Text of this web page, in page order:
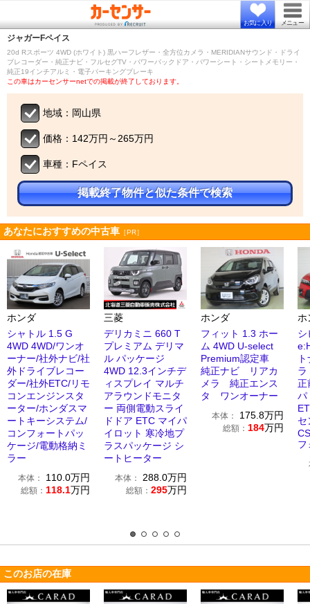
お気に入り メニュー
ジャガーFペイス
20d Rスポーツ 4WD (ホワイト) 黒ハーフレザー・全方位カメラ・MERIDIANサウンド・ドライ
ブレコーダー・純正ナビ・フルセグTV・パワーバックドア・パワーシート・シートメモリー・
純正19インチアルミ・電子パーキングブレーキ
この車はカーセンサーnetでの掲載が終了しております。
地域：岡山県
価格：142万円～265万円
車種：Fペイス
掲載終了物件と似た条件で検索
あなたにおすすめの中古車 ［PR］
ホンダ
シャトル 1.5 G
4WD 4WD/ワンオ
ーナー/社外ナビ/社
外ドライブレコー
ダー/社外ETC/リモ
コンエンジンスタ
ーター/ホンダスマ
ートキーシステム/
コンフォートパッ
ケージ/電動格納ミ
ラー
本体： 110.0万円
総額： 118.1万円
三菱
デリカミニ 660 T
プレミアム デリマ
ル パッケージ
4WD 12.3インチデ
ィスプレイ マルチ
アラウンドモニタ
ー 両側電動スライ
ドドア ETC マイパ
イロット 寒冷地プ
ラスパッケージ シ
ートヒーター
本体： 288.0万円
総額： 295万円
ホンダ
フィット 1.3 ホー
ム 4WD U-select
Premium認定車
純正ナビ リアカ
メラ 純正エンス
タ ワンオーナー
本体： 175.8万円
総額： 184万円
ホ
シ
フ
このお店の在庫